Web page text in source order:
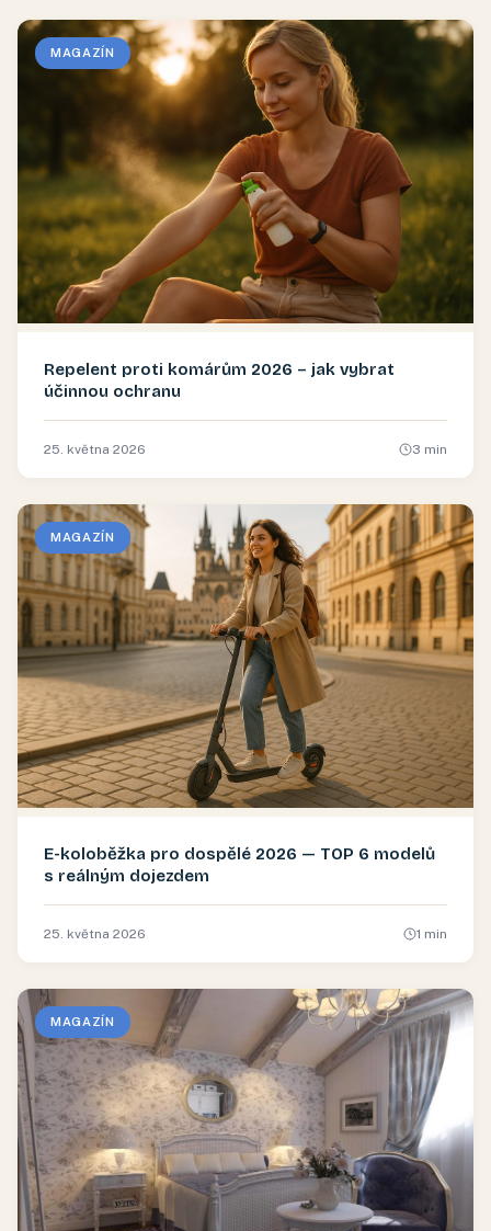
MAGAZÍN
Repelent proti komárům 2026 – jak vybrat
účinnou ochranu
25. května 2026 3 min
MAGAZÍN
E-koloběžka pro dospělé 2026 — TOP 6 modelů
s reálným dojezdem
25. května 2026 1 min
MAGAZÍN